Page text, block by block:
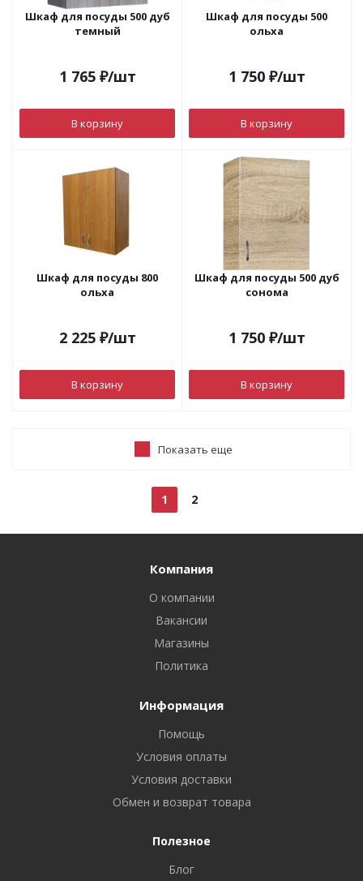
Шкаф для посуды 500 дуб
темный
1 765₽/шт
В корзину
Шкаф для посуды 500
ольха
1 750₽/шт
В корзину
Шкаф для посуды 800
ольха
2 225₽/шт
В корзину
Шкаф для посуды 500 дуб
сонома
1 750₽/шт
В корзину
Показать еще
1 2
Компания
О компании
Вакансии
Магазины
Политика
Информация
Помощь
Условия оплаты
Условия доставки
Обмен и возврат товара
Полезное
Блог